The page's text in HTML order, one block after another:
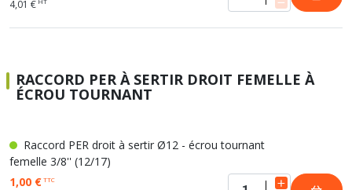
4,01 €
RACCORD PER À SERTIR DROIT FEMELLE À
ÉCROU TOURNANT
Raccord PER droit à sertir Ø12 - écrou tournant
femelle 3/8'' (12/17)
1,00 €TTC